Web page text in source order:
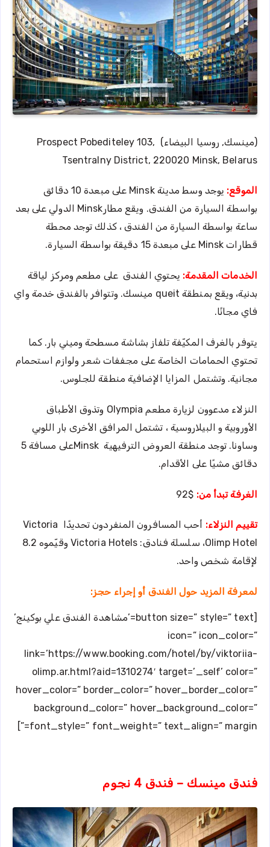
(مينسك, روسيا البيضاء) Prospect Pobediteley 103,
Tsentralny District, 220020 Minsk, Belarus
الموقع:
يوجد وسط مدينة Minsk على مبعدة 10 دقائق
بواسطة السيارة من الفندق. ويقع مطارMinsk الدولي على بعد
ساعة بواسطة السيارة من الفندق ، كذلك توجد محطة
قطارات Minsk على مبعدة 15 دقيقة بواسطة السيارة.
الخدمات المقدمة: يحتوي الفندق على مطعم ومركز لياقة
بدنية، ويقع بمنطقة queit مينسك. وتتوافر بالفندق خدمة واي
فاي مجانًا.
يتوفر بالغرف المكيّفة تلفاز بشاشة مسطحة وميني بار. كما
تحتوي الحمامات الخاصة على مجففات شعر ولوازم استحمام
مجانية. وتشتمل المزايا الإضافية منطقة للجلوس.
النزلاء مدعوون لزيارة مطعم Olympia وتذوق الأطباق
الأوروبية و البيلاروسية ، تشتمل المرافق الأخرى بار اللوبي
وساونا. توجد منطقة العروض الترفيهية Minskعلى مسافة 5
دقائق مشيًا على الأقدام.
الغرفة تبدأ من: $92
تقييم النزلاء:
أحب المسافرون المنفردون تحديدًا Victoria
Olimp Hotel، سلسلة فنادق: Victoria Hotels وقيّموه 8.2
لإقامة شخص واحد.
لمعرفة المزيد حول الفندق أو إجراء حجز:
[button size=” style=” text=’مشاهدة الفندق علي بوكينج’
icon=” icon_color=”
link=’https://www.booking.com/hotel/by/viktoriia-
olimp.ar.html?aid=1310274′ target=’_self’ color=”
hover_color=” border_color=” hover_border_color=”
background_color=” hover_background_color=”
font_style=” font_weight=” text_align=” margin=”]
فندق مينسك – فندق 4 نجوم